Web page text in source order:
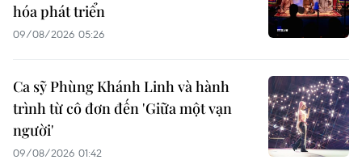
hóa phát triển
09/08/2026 05:26
Ca sỹ Phùng Khánh Linh và hành
trình từ cô đơn đến 'Giữa một vạn
người'
09/08/2026 01:42